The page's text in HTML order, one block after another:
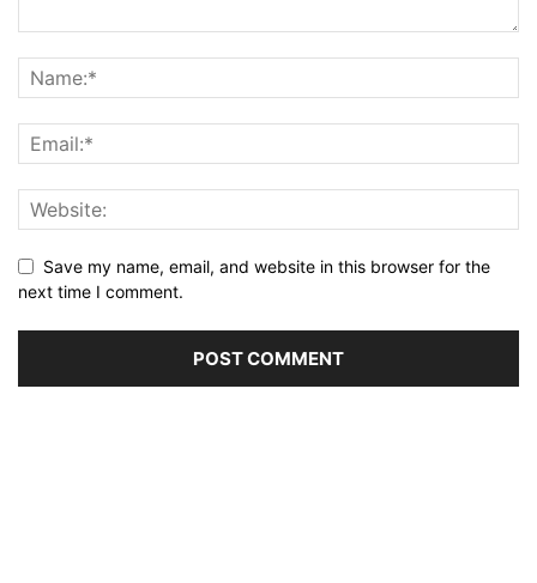
Save my name, email, and website in this browser for the
next time I comment.